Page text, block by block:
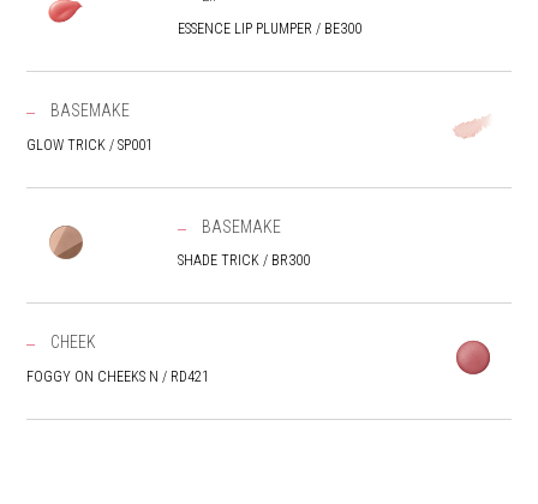
ESSENCE LIP PLUMPER / BE300
BASEMAKE
GLOW TRICK / SP001
BASEMAKE
SHADE TRICK / BR300
CHEEK
FOGGY ON CHEEKS N / RD421